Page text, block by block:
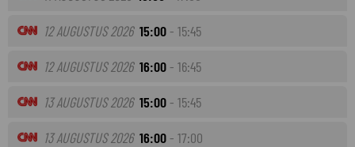
12 AUGUSTUS 2026 15:00 - 15:45
12 AUGUSTUS 2026 16:00 - 16:45
13 AUGUSTUS 2026 15:00 - 15:45
13 AUGUSTUS 2026 16:00 - 17:00